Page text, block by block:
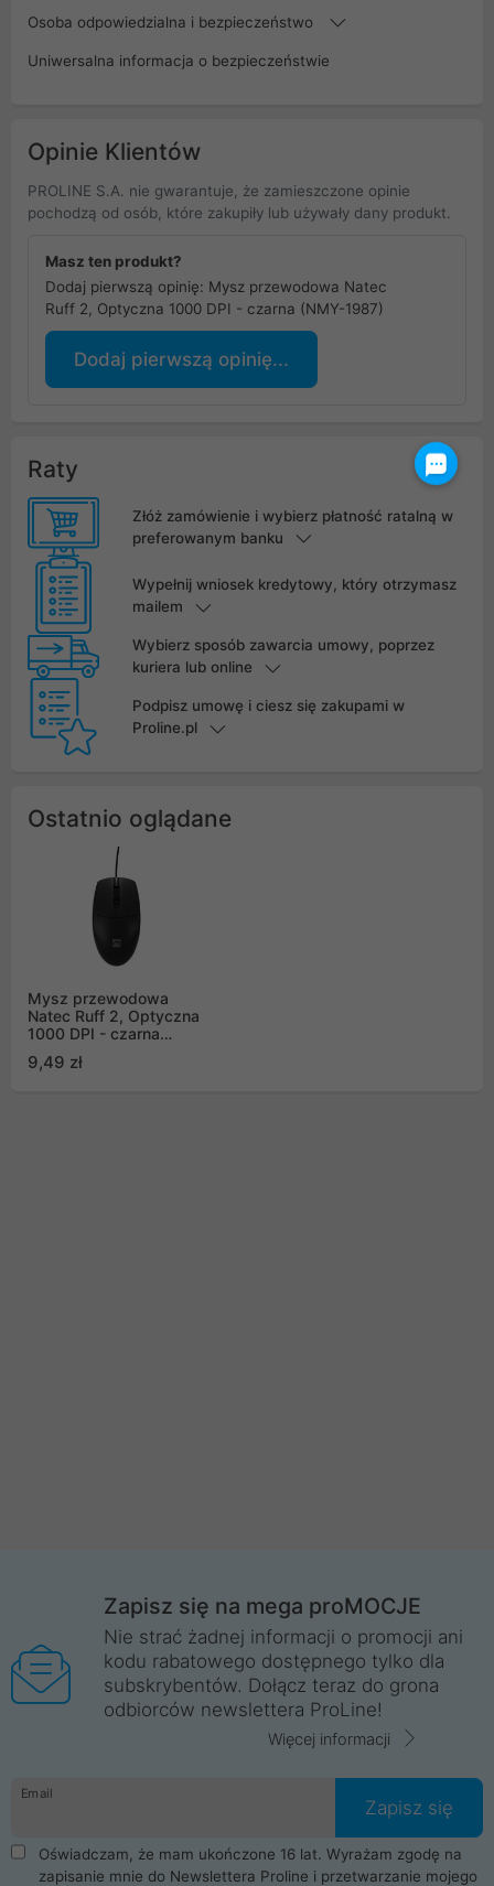
Osoba odpowiedzialna i bezpieczeństwo
Uniwersalna informacja o bezpieczeństwie
Opinie Klientów
PROLINE S.A. nie gwarantuje, że zamieszczone opinie
pochodzą od osób, które zakupiły lub używały dany produkt.
Masz ten produkt?
Dodaj pierwszą opinię: Mysz przewodowa Natec
Ruff 2, Optyczna 1000 DPI - czarna (NMY-1987)
Dodaj pierwszą opinię...
Raty
Złóż zamówienie i wybierz płatność ratalną w
preferowanym banku
Wypełnij wniosek kredytowy, który otrzymasz
mailem
Wybierz sposób zawarcia umowy, poprzez
kuriera lub online
Podpisz umowę i ciesz się zakupami w
Proline.pl
Ostatnio oglądane
Mysz przewodowa
Natec Ruff 2, Optyczna
1000 DPI - czarna
9,49 zł
Zapisz się na mega proMOCJE
Nie strać żadnej informacji o promocji ani
kodu rabatowego dostępnego tylko dla
subskrybentów. Dołącz teraz do grona
odbiorców newslettera ProLine!
Więcej informacji
Email
Zapisz się
Oświadczam, że mam ukończone 16 lat. Wyrażam zgodę na
zapisanie mnie do Newslettera Proline i przetwarzanie mojego